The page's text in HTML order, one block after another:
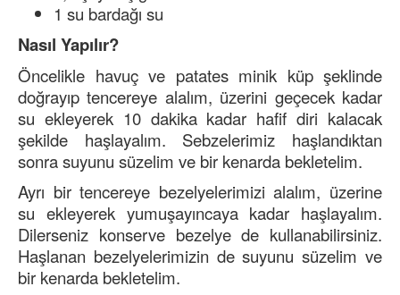
1 su bardağı su
Nasıl Yapılır?
Öncelikle havuç ve patates minik küp şeklinde
doğrayıp tencereye alalım, üzerini geçecek kadar
su ekleyerek 10 dakika kadar hafif diri kalacak
şekilde haşlayalım. Sebzelerimiz haşlandıktan
sonra suyunu süzelim ve bir kenarda bekletelim.
Ayrı bir tencereye bezelyelerimizi alalım, üzerine
su ekleyerek yumuşayıncaya kadar haşlayalım.
Dilerseniz konserve bezelye de kullanabilirsiniz.
Haşlanan bezelyelerimizin de suyunu süzelim ve
bir kenarda bekletelim.